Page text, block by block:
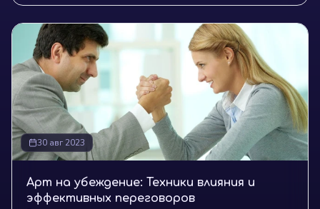
почему адаптация и изменение планов так важны, а
также предложим наглядные примеры и советы по
применению этих стратегий.
30 авг 2023
Арт на убеждение: Техники влияния и
эффективных переговоров